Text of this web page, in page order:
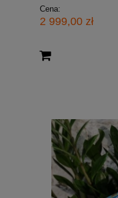
Cena:
2 999,00 zł